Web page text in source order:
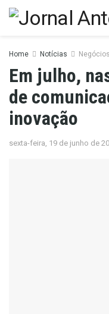
Home Notícias Negócios
Em julho,
de
inovação
sexta-feira, 19 de junho de